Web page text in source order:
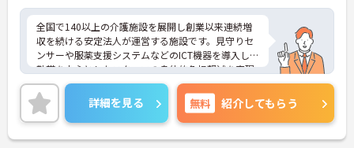
全国で140以上の介護施設を展開し創業以来連続増
収を続ける安定法人が運営する施設です。見守りセ
ンサーや服薬支援システムなどのICT機器を導入し夜
勤帯を中心としたスタッフの身体的負担軽減を実現
しています。独自のHITOWAアカデミーによる体系
的な研修制度や資格取得支援を通じて専門性を高め
られるほか、施設長や本部職への職種転換など一人
ひとりの希望に合わせた多様なキャリアパスを描け
ます。住宅手当や子ども手当などの福利厚生にくわ
詳細を見る 無料 紹介してもらう